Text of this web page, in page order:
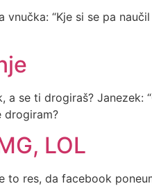
vnučka: “Kje si se pa
a se ti drogiraš?
drogiram?
LOL
to res, da facebook